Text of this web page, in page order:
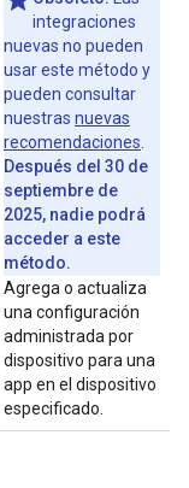
integraciones
nuevas no pueden
usar este método y
pueden consultar
nuestras nuevas
recomendaciones
Después del 30 de
septiembre de
2025, nadie podrá
acceder a este
método.
Agrega o actualiza
una configuración
administrada por
dispositivo para una
app en el dispositivo
especificado.